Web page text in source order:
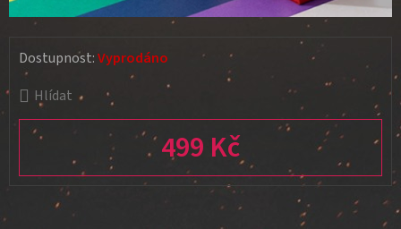
Hlídat
499 Kč
Měrná cena:
Dostupnost:Vyprodáno